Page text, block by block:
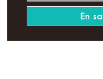
En